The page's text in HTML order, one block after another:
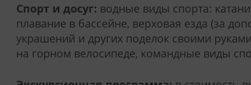
Спорт и досуг: водные виды спорта:
плавание в бассейне, верховая езда (за
украшений и других поделок своими
на горном велосипеде, командные виды